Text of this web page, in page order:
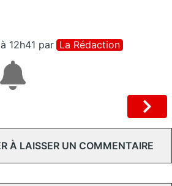
12h41 par La Rédaction
À LAISSER UN COMMENTAIRE